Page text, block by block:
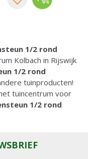
1/2 rond
Kolbach in Rijswijk
1/2 rond
tuinproducten!
tuincentrum voor
1/2 rond